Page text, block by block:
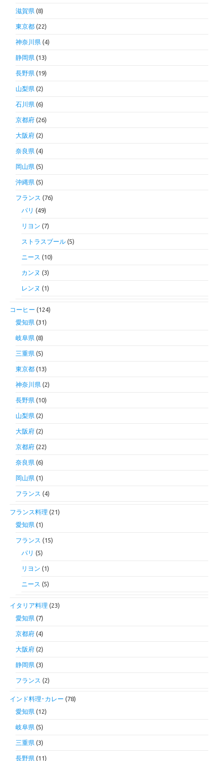
滋賀県 (8)
東京都 (22)
神奈川県 (4)
静岡県 (13)
長野県 (19)
山梨県 (2)
石川県 (6)
京都府 (26)
大阪府 (2)
奈良県 (4)
岡山県 (5)
沖縄県 (5)
フランス (76)
パリ (49)
リヨン (7)
ストラスブール (5)
ニース (10)
カンヌ (3)
レンヌ (1)
コーヒー (124)
愛知県 (31)
岐阜県 (8)
三重県 (5)
東京都 (13)
神奈川県 (2)
長野県 (10)
山梨県 (2)
大阪府 (2)
京都府 (22)
奈良県 (6)
岡山県 (1)
フランス (4)
フランス料理 (21)
愛知県 (1)
フランス (15)
パリ (5)
リヨン (1)
ニース (5)
イタリア料理 (23)
愛知県 (7)
京都府 (4)
大阪府 (2)
静岡県 (3)
フランス (2)
インド料理･カレー (78)
愛知県 (12)
岐阜県 (5)
三重県 (3)
長野県 (11)